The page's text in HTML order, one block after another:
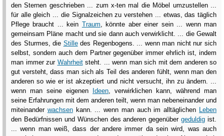
den Sternen geschrieben ... zum x-ten mal die Möbel umzustellen ...
für alle gleich ... die Signalzeichen zu verstehen ... etwas, das täglich
Pflege braucht ... kein Traum , könnte aber einer sein ... wenn man
gemeinsam Pläne macht und sie dann auch verwirklicht. ... die Gewalt
des Sturmes, die Stilledes Regenbogens. ... wenn man nicht nur sich
selbst, sondern auch dem Partner gegenüber immer ehrlich ist, indem
man immer zur Wahrheitsteht. ... wenn man sich mit dem anderen so
gut versteht, dass man sich als Teil des anderen fühlt, wenn man den
anderen so wie er ist akzeptiert und nicht versucht, ihn zu ändern. ...
wenn man seine eigenen Ideen , verwirklichen kann, während man
seine Erfahrungen mit dem anderen teilt, wenn man nebeneinander und
miteinander wachsenkann. ... wenn man auch im alltäglichen Leben
den Bedürfnissen und Wünschen des anderen gegenübergeduldig ist.
... wenn man weiß, dass der andere immer da sein wird, was auch